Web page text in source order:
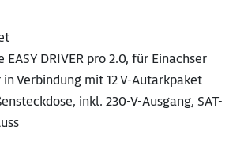
DRIVER pro 2.0, für Einachser
Verbindung mit 12 V-Autarkpaket
inkl. 230-V-Ausgang, SAT-